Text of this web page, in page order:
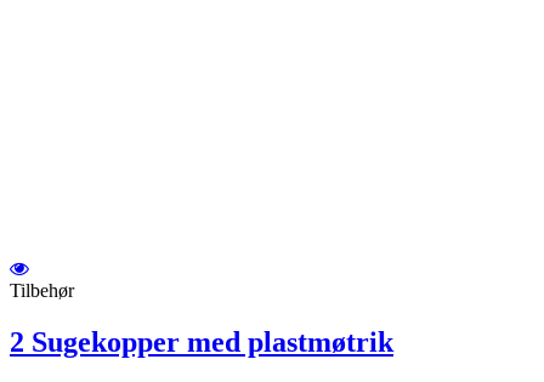
Tilbehør
2 Sugekopper med plastmøtrik